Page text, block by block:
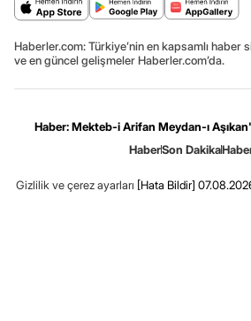
Haberler.com: Türkiye’nin en kapsamlı haber
ve en güncel gelişmeler Haberler.com’da.
Haber: Mekteb-i Arifan Meydan-ı
HaberSon Dakika
Gizlilik ve çerez ayarları [Hata Bildir]